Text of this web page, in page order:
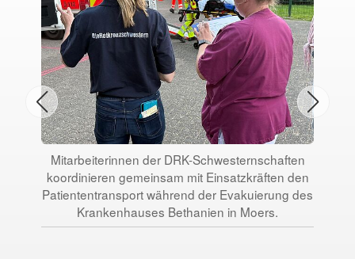
Mitarbeiterinnen der DRK-Schwesternschaften
koordinieren gemeinsam mit Einsatzkräften den
Patiententransport während der Evakuierung des
Krankenhauses Bethanien in Moers.